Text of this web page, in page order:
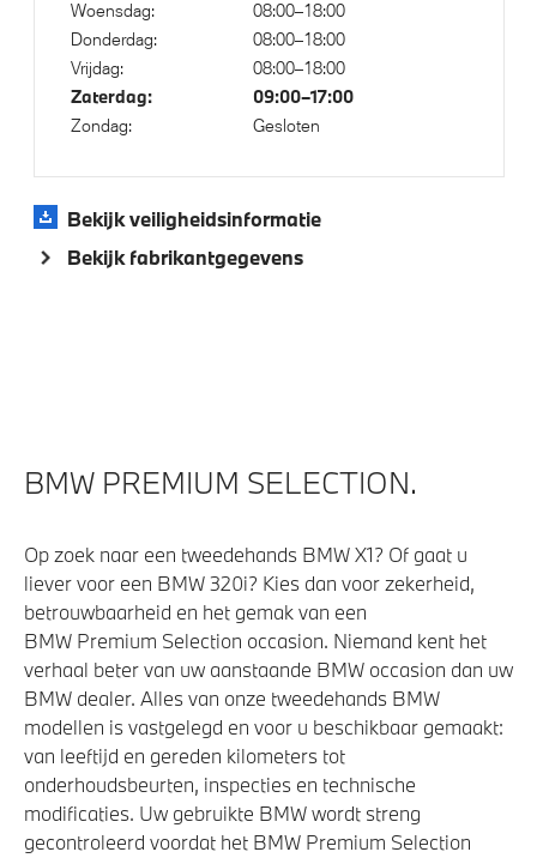
M Koplampen Shadow Line
Trekhaak met elektrisch wegklapbare kogel
20 inch LM M Dubbelspaak (Styling 1036 M) Bicolor
M Sportremsysteem Rot
LED achterlichten
Klimaatbeheersing
Elektrische voorzieningen
Parkeer assistent
Parking assistant plus
Comfort Access
Regensensor
Driving Assistant
Draadloos oplaadstation
Cruise control
Buitenspiegels elektrisch inklapbaar
Bandenspanningsweergavesysteem
Woensdag:
08:00–18:00
Donderdag:
08:00–18:00
Vrijdag:
08:00–18:00
Zaterdag: 09:00–17:00
Zondag: Gesloten
Bekijk veiligheidsinformatie
Bekijk fabrikantgegevens
BMW PREMIUM SELECTION.
Op zoek naar een tweedehands BMW X1? Of gaat u
liever voor een BMW 320i? Kies dan voor zekerheid,
betrouwbaarheid en het gemak van een
BMW Premium Selection occasion. Niemand kent het
verhaal beter van uw aanstaande BMW occasion dan uw
BMW dealer. Alles van onze tweedehands BMW
modellen is vastgelegd en voor u beschikbaar gemaakt:
van leeftijd en gereden kilometers tot
onderhoudsbeurten, inspecties en technische
modificaties. Uw gebruikte BMW wordt streng
gecontroleerd voordat het BMW Premium Selection